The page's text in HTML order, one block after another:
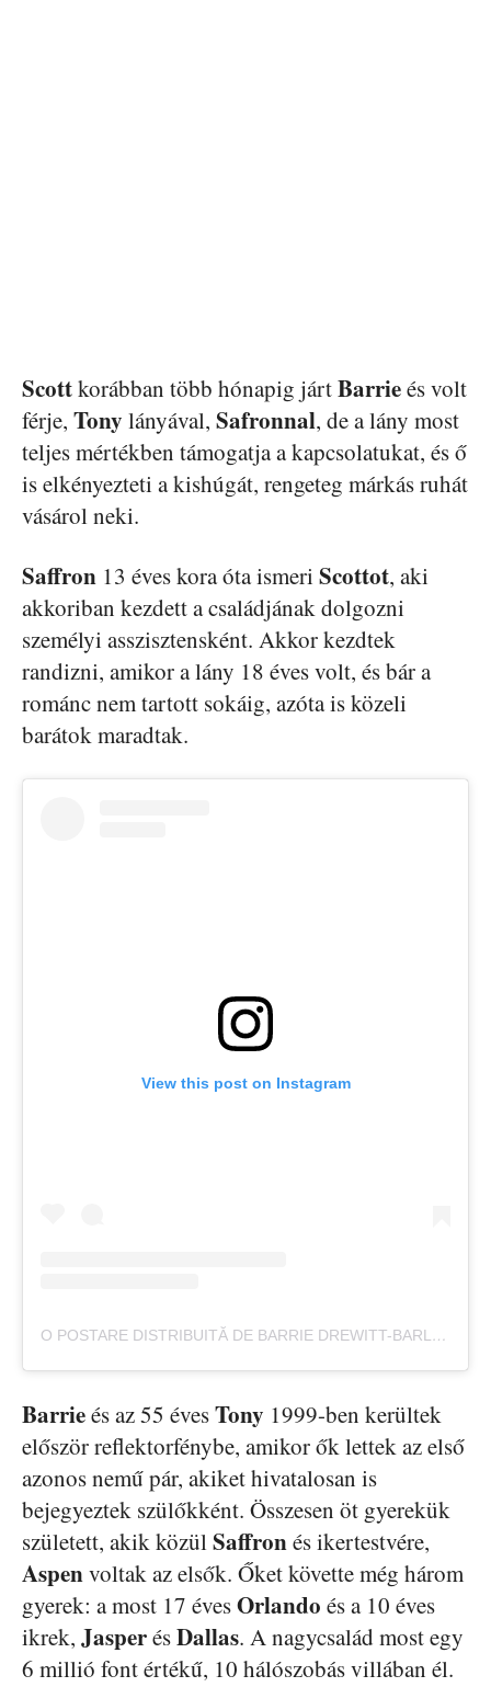
Scottkorábban több hónapig jártBarrieés volt
férje, Tony lányával, Safronnal, de a lány most
teljes mértékben támogatja a kapcsolatukat, és ő
is elkényezteti a kishúgát, rengeteg márkás ruhát
vásárol neki.
Saffron 13 éves kora óta ismeri Scottot, aki
akkoriban kezdett a családjának dolgozni
személyi asszisztensként. Akkor kezdtek
randizni, amikor a lány 18 éves volt, és bár a
románc nem tartott sokáig, azóta is közeli
barátok maradtak.
View this post on Instagram
O POSTARE DISTRIBUITĂ DE BARRIE DREWITT-BARLOW (@DONBARRIE)
Barrieés az 55 évesTony 1999-ben kerültek
először reflektorfénybe, amikor ők lettek az első
azonos nemű pár, akiket hivatalosan is
bejegyeztek szülőkként. Összesen öt gyerekük
született, akik közülSaffronés ikertestvére,
Aspenvoltak az elsők. Őket követte még három
gyerek: a most 17 évesOrlando és a 10 éves
ikrek, JasperésDallas. A nagycsalád most egy
6 millió font értékű, 10 hálószobás villában él.